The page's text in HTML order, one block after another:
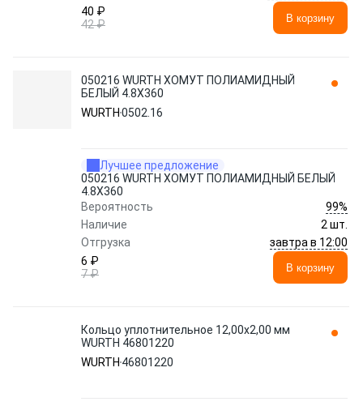
40 ₽
42 ₽
В корзину
050216 WURTH ХОМУТ ПОЛИАМИДНЫЙ
БЕЛЫЙ 4.8Х360
WURTH 0502.16
Лучшее предложение
050216 WURTH ХОМУТ ПОЛИАМИДНЫЙ БЕЛЫЙ
4.8Х360
Вероятность
99%
Наличие
2 шт.
Отгрузка
завтра в 12:00
6 ₽
7 ₽
В корзину
Кольцо уплотнительное 12,00x2,00 мм
WURTH 46801220
WURTH 46801220